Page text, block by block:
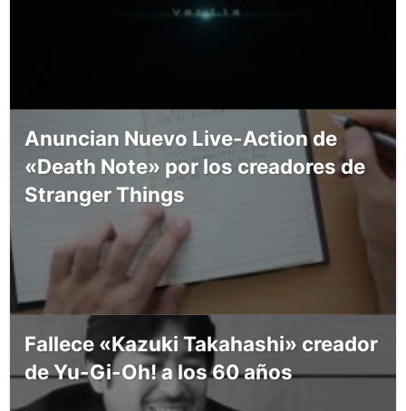
Anuncian Nuevo Live-Action de
«Death Note» por los creadores de
Stranger Things
Fallece «Kazuki Takahashi» creador
de Yu-Gi-Oh! a los 60 años